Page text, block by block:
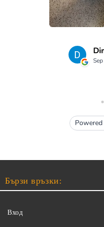
Бързи връзки:
Вход